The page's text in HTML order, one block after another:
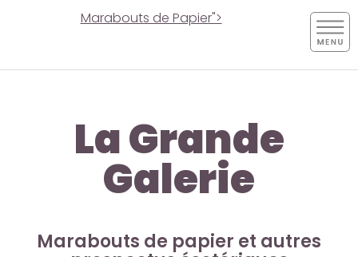
Marabouts de Papier">
La Grande
Galerie
Marabouts de papier et autres